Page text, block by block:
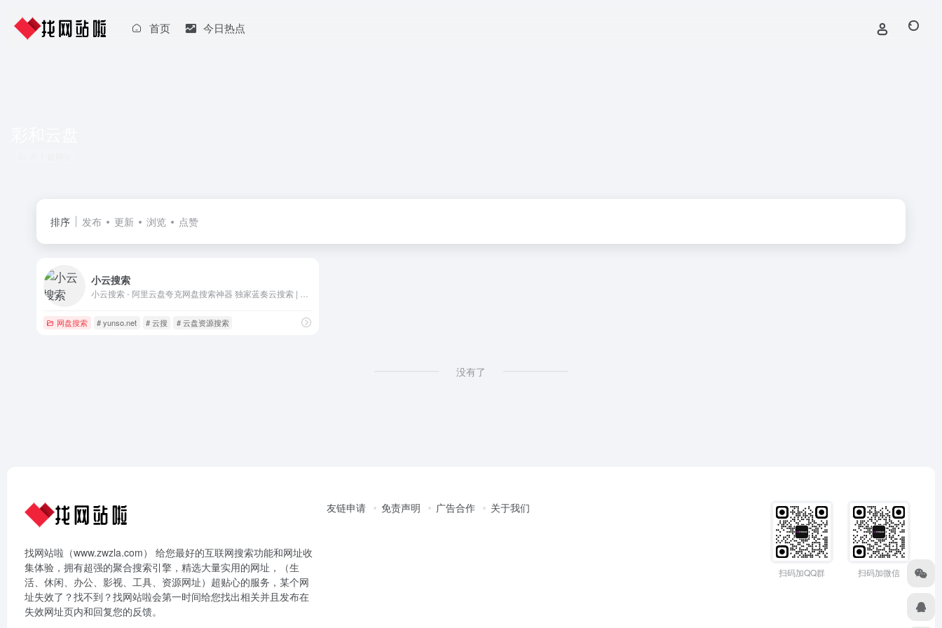
首页 今日热点
排序 发布 更新 浏览 点赞
小云搜索
网盘搜索 # yunso.net # 云搜 # 云盘资源搜索
没有了
找网站啦（www.zwzla.com） 给您最好的互联网搜索功能和网址收
集体验，拥有超强的聚合搜索引擎，精选大量实用的网址，（生
活、休闲、办公、影视、工具、资源网址）超贴心的服务，某个网
址失效了？找不到？找网站啦会第一时间给您找出相关并且发布在
失效网址页内和回复您的反馈。
友链申请 免责声明 广告合作 关于我们
扫码加QQ群 扫码加微信